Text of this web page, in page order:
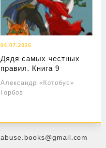
04.07.2026
Дядя самых честных
правил. Книга 9
Александр «Котобус»
Горбов
abuse.books@gmail.com